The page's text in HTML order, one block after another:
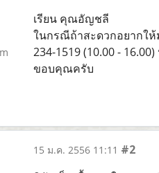
เรียน คุณอัญชลี
ในกรณีถ้าสะดวกอยากใ
234-1519 (10.00 -
ขอบคุณครับ
15 ม.ค. 2556 11:11 #2